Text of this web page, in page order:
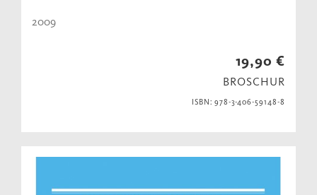
2009
19,90 €
BROSCHUR
ISBN: 978-3-406-59148-8